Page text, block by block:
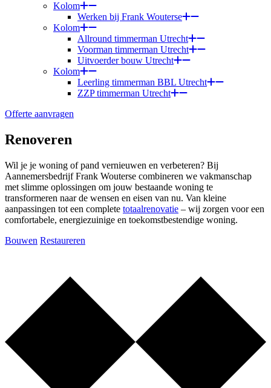
Kolom
Werken bij Frank Wouterse
Kolom
Allround timmerman Utrecht
Voorman timmerman Utrecht
Uitvoerder bouw Utrecht
Kolom
Leerling timmerman BBL Utrecht
ZZP timmerman Utrecht
Offerte aanvragen
Renoveren
Wil je je woning of pand vernieuwen en verbeteren? Bij
Aannemersbedrijf Frank Wouterse combineren we vakmanschap
met slimme oplossingen om jouw bestaande woning te
transformeren naar de wensen en eisen van nu. Van kleine
aanpassingen tot een complete totaalrenovatie – wij zorgen voor een
comfortabele, energiezuinige en toekomstbestendige woning.
Bouwen Restaureren